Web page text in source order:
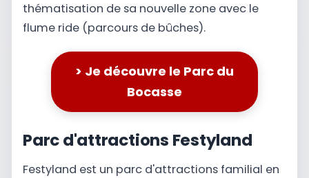
thématisation de sa nouvelle zone avec le
flume ride (parcours de bûches).
> Je découvre le Parc du
Bocasse
Parc d'attractions Festyland
Festyland est un parc d'attractions familial en